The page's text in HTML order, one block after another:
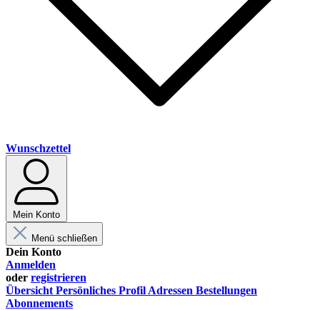
Wunschzettel
Mein Konto
Menü schließen
Dein Konto
Anmelden
oder registrieren
Übersicht Persönliches Profil Adressen Bestellungen
Abonnements